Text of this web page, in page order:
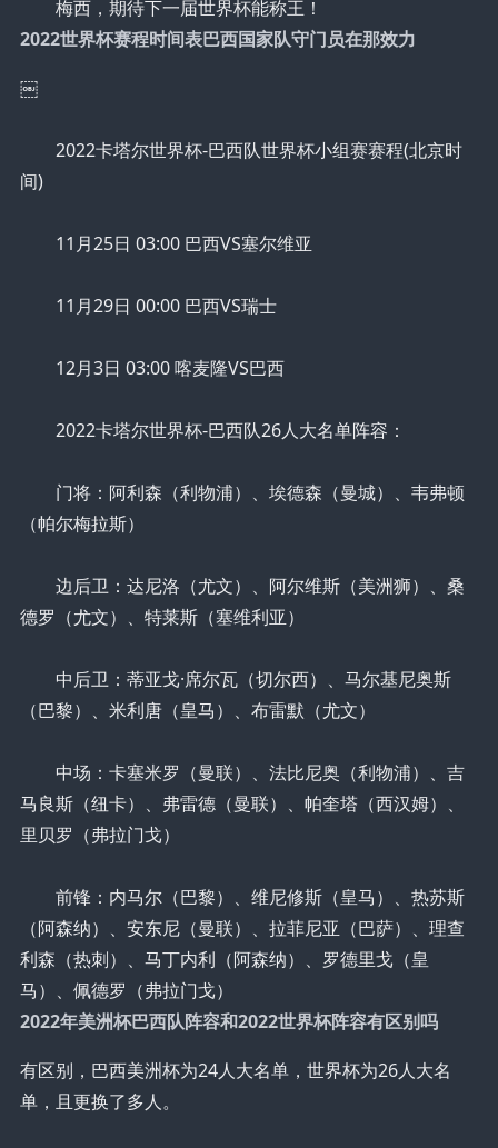
梅西，期待下一届世界杯能称王！
2022世界杯赛程时间表巴西国家队守门员在那效力
￼
2022卡塔尔世界杯-巴西队世界杯小组赛赛程(北京时
间)
11月25日 03:00 巴西VS塞尔维亚
11月29日 00:00 巴西VS瑞士
12月3日 03:00 喀麦隆VS巴西
2022卡塔尔世界杯-巴西队26人大名单阵容：
门将：阿利森（利物浦）、埃德森（曼城）、韦弗顿
（帕尔梅拉斯）
边后卫：达尼洛（尤文）、阿尔维斯（美洲狮）、桑
德罗（尤文）、特莱斯（塞维利亚）
中后卫：蒂亚戈·席尔瓦（切尔西）、马尔基尼奥斯
（巴黎）、米利唐（皇马）、布雷默（尤文）
中场：卡塞米罗（曼联）、法比尼奥（利物浦）、吉
马良斯（纽卡）、弗雷德（曼联）、帕奎塔（西汉姆）、
里贝罗（弗拉门戈）
前锋：内马尔（巴黎）、维尼修斯（皇马）、热苏斯
（阿森纳）、安东尼（曼联）、拉菲尼亚（巴萨）、理查
利森（热刺）、马丁内利（阿森纳）、罗德里戈（皇
马）、佩德罗（弗拉门戈）
2022年美洲杯巴西队阵容和2022世界杯阵容有区别吗
有区别，巴西美洲杯为24人大名单，世界杯为26人大名
单，且更换了多人。